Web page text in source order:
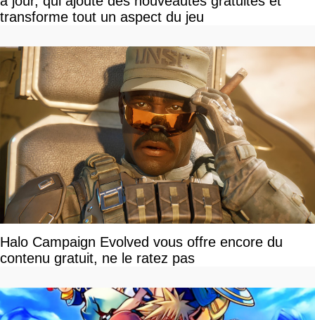
transforme tout un aspect du jeu
Halo Campaign Evolved vous offre encore du
contenu gratuit, ne le ratez pas